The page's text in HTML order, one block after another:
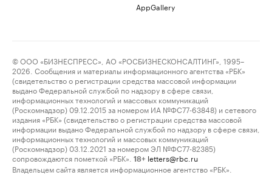
AppGallery
© ООО «БИЗНЕСПРЕСС», АО «РОСБИЗНЕСКОНСАЛТИНГ», 1995–
2026. Сообщения и материалы информационного агентства «РБК»
(свидетельство о регистрации средства массовой информации
выдано Федеральной службой по надзору в сфере связи,
информационных технологий и массовых коммуникаций
(Роскомнадзор) 09.12.2015 за номером ИА №ФС77-63848) и сетевого
издания «РБК» (свидетельство о регистрации средства массовой
информации выдано Федеральной службой по надзору в сфере связи,
информационных технологий и массовых коммуникаций
(Роскомнадзор) 03.12.2021 за номером ЭЛ №ФС77-82385)
сопровождаются пометкой «РБК».
18+ letters@rbc.ru
Владельцем сайта является информационное агентство «РБК».